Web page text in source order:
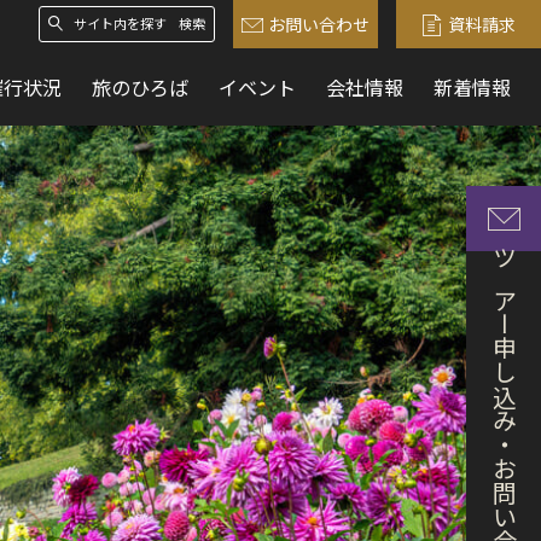
検索 お問い合わせ 資料請求
状況 旅のひろば イベント 会社情報 新着情報
ツアー申し込み・お問い合わせ